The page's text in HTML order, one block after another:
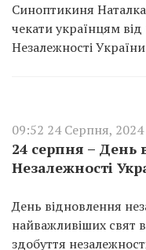
Синоптикиня
чекати українцям
Незалежності
09:52 24 Серпня, 2024
24 серпня – День
Незалежності
День відновлення
найважливіших свят в
здобуття